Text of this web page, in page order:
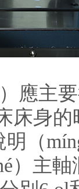
主要
床身
明（
）主